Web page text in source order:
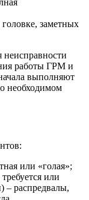
заметных
работы ГРМ и
выполняют
необходимом
или «голая»;
или
– распредвалы,